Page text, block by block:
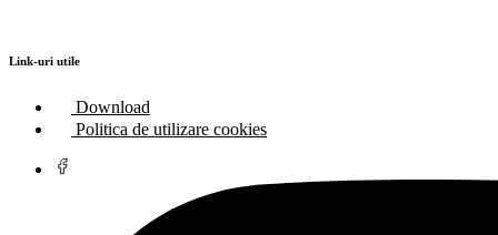
Link-uri utile
Download
Politica de utilizare cookies